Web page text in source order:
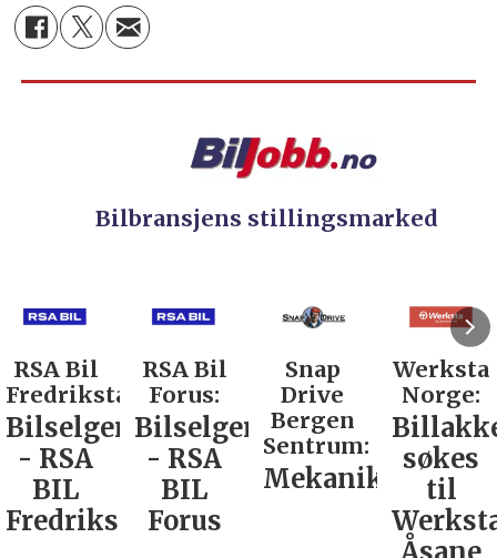
Bilbransjens stillingsmarked
RSA Bil
Forus:
Bilselger
- RSA
BIL
Forus
Snap
Drive
Bergen
Sentrum:
Mekaniker
Werksta
Norge:
Billakkerer
søkes
til
Rodin &
Co AS: